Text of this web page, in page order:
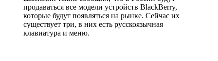
продаваться все модели устройств BlackBerry,
которые будут появляться на рынке. Сейчас их
существует три, в них есть русскоязычная
клавиатура и меню.